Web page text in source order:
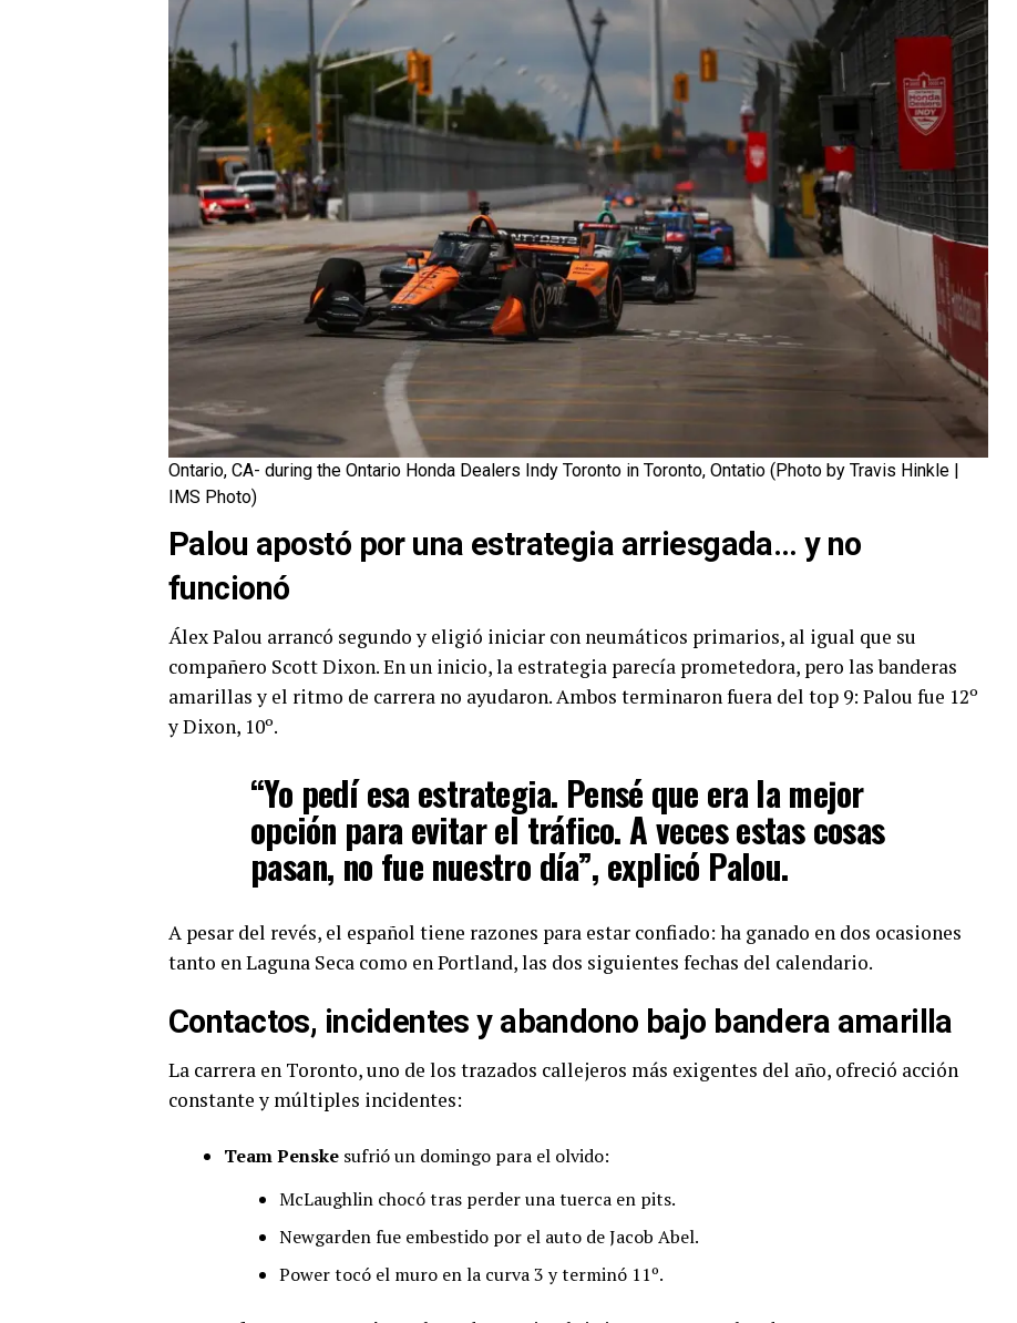
Ontario, CA- during the Ontario Honda Dealers Indy Toronto in Toronto, Ontatio (Photo by Travis Hinkle |
IMS Photo)
Palou apostó por una estrategia arriesgada… y no
funcionó
Álex Palou arrancó segundo y eligió iniciar con neumáticos primarios, al igual que su
compañero Scott Dixon. En un inicio, la estrategia parecía prometedora, pero las banderas
amarillas y el ritmo de carrera no ayudaron. Ambos terminaron fuera del top 9: Palou fue 12º
y Dixon, 10º.
“Yo pedí esa estrategia. Pensé que era la mejor
opción para evitar el tráfico. A veces estas cosas
pasan, no fue nuestro día”, explicó Palou.
A pesar del revés, el español tiene razones para estar confiado: ha ganado en dos ocasiones
tanto en Laguna Seca como en Portland, las dos siguientes fechas del calendario.
Contactos, incidentes y abandono bajo bandera amarilla
La carrera en Toronto, uno de los trazados callejeros más exigentes del año, ofreció acción
constante y múltiples incidentes:
Team Penske sufrió un domingo para el olvido:
McLaughlin chocó tras perder una tuerca en pits.
Newgarden fue embestido por el auto de Jacob Abel.
Power tocó el muro en la curva 3 y terminó 11º.